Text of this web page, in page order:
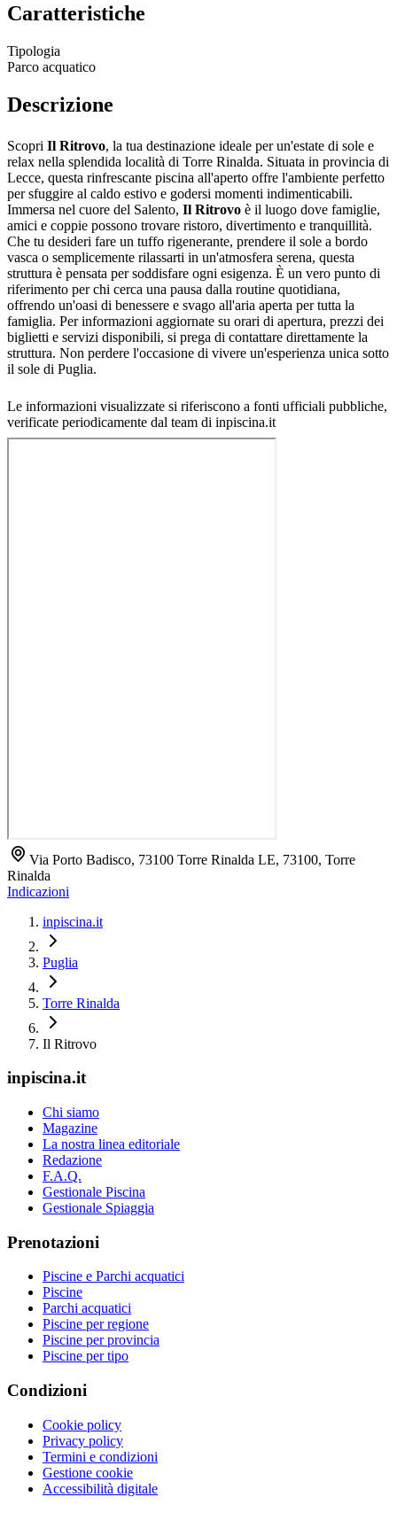
Caratteristiche
Tipologia
Parco acquatico
Descrizione
Scopri Il Ritrovo, la tua destinazione ideale per un'estate di sole e
relax nella splendida località di Torre Rinalda. Situata in provincia di
Lecce, questa rinfrescante piscina all'aperto offre l'ambiente perfetto
per sfuggire al caldo estivo e godersi momenti indimenticabili.
Immersa nel cuore del Salento, Il Ritrovo è il luogo dove famiglie,
amici e coppie possono trovare ristoro, divertimento e tranquillità.
Che tu desideri fare un tuffo rigenerante, prendere il sole a bordo
vasca o semplicemente rilassarti in un'atmosfera serena, questa
struttura è pensata per soddisfare ogni esigenza. È un vero punto di
riferimento per chi cerca una pausa dalla routine quotidiana,
offrendo un'oasi di benessere e svago all'aria aperta per tutta la
famiglia. Per informazioni aggiornate su orari di apertura, prezzi dei
biglietti e servizi disponibili, si prega di contattare direttamente la
struttura. Non perdere l'occasione di vivere un'esperienza unica sotto
il sole di Puglia.
Le informazioni visualizzate si riferiscono a fonti ufficiali pubbliche,
verificate periodicamente dal team di inpiscina.it
Via Porto Badisco, 73100 Torre Rinalda LE, 73100, Torre
Rinalda
Indicazioni
inpiscina.it
Puglia
Torre Rinalda
Il Ritrovo
inpiscina.it
Chi siamo
Magazine
La nostra linea editoriale
Redazione
F.A.Q.
Gestionale Piscina
Gestionale Spiaggia
Prenotazioni
Piscine e Parchi acquatici
Piscine
Parchi acquatici
Piscine per regione
Piscine per provincia
Piscine per tipo
Condizioni
Cookie policy
Privacy policy
Termini e condizioni
Gestione cookie
Accessibilità digitale